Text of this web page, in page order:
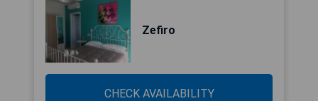
Zefiro
CHECK AVAILABILITY